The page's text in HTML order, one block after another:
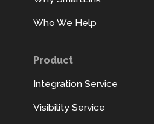
Who We Help
Product
Integration Service
Visibility Service